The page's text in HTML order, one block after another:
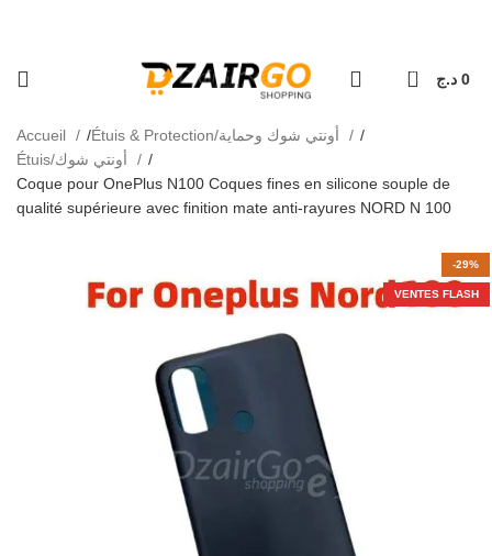
0 0 د.ج
Accueil
Coque pour OnePlus N100 Coques fines en silicone souple de
qualité supérieure avec finition mate anti-rayures NORD N 100
-29%
VENTES FLASH